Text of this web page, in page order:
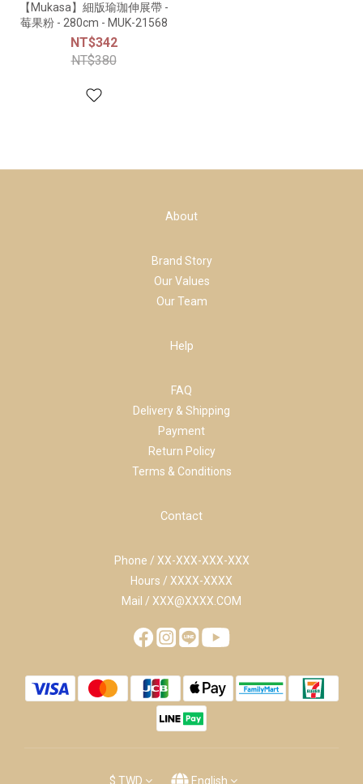
【Mukasa】細版瑜珈伸展帶 -
莓果粉 - 280cm - MUK-21568
NT$342
NT$380
About
Brand Story
Our Values
Our Team
Help
FAQ
Delivery & Shipping
Payment
Return Policy
Terms & Conditions
Contact
Phone / XX-XXX-XXX-XXX
Hours / XXXX-XXXX
Mail / XXX@XXXX.COM
$ TWD English